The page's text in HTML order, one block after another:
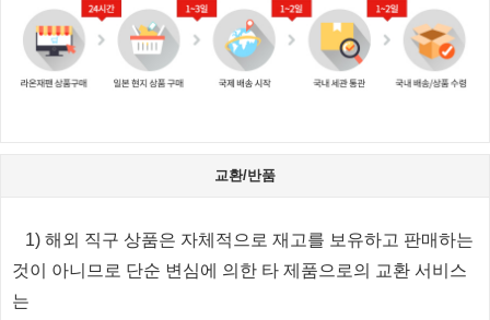
교환/반품
1) 해외 직구 상품은 자체적으로 재고를 보유하고 판매하는
것이 아니므로 단순 변심에 의한 타 제품으로의 교환 서비스
는